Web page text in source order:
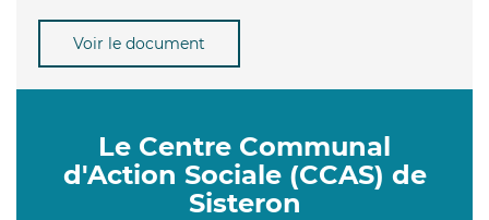
Voir le document
Le Centre Communal
d'Action Sociale (CCAS) de
Sisteron